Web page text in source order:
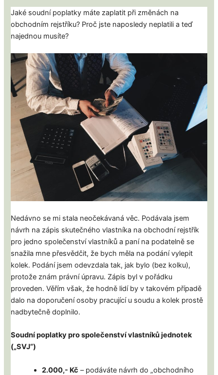
Jaké soudní poplatky máte zaplatit při změnách na
obchodním rejstříku? Proč jste naposledy neplatili a teď
najednou musíte?
Nedávno se mi stala neočekávaná věc. Podávala jsem
návrh na zápis skutečného vlastníka na obchodní rejstřík
pro jedno společenství vlastníků a paní na podatelně se
snažila mne přesvědčit, že bych měla na podání vylepit
kolek. Podání jsem odevzdala tak, jak bylo (bez kolku),
protože znám právní úpravu. Zápis byl v pořádku
proveden. Věřím však, že hodně lidí by v takovém případě
dalo na doporučení osoby pracující u soudu a kolek prostě
nadbytečně doplnilo.
Soudní poplatky pro společenství vlastníků jednotek
(„SVJ“)
2.000,- Kč – podáváte návrh do „obchodního